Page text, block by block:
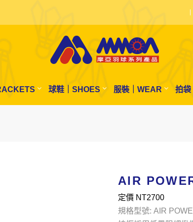
球鞋｜SHOES 服裝｜WEAR 拍袋
AIR
定價 NT2700
規格型號: AIR